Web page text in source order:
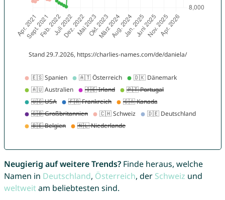
Neugierig auf weitere Trends?Finde heraus, welche
Namen in Deutschland, Österreich, der Schweiz und
weltweitam beliebtesten sind.